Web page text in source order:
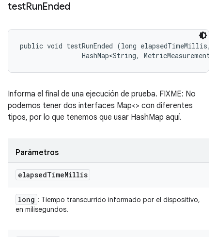
testRunEnded
public void testRunEnded (long elapsedTimeMillis,
HashMap<String,
Informa el final de una ejecución de prueba. FIXME: No
podemos tener dos interfaces Map<> con diferentes
tipos, por lo que tenemos que usar HashMap aquí.
Parámetros
elapsedTimeMillis
long : Tiempo transcurrido informado por el dispositivo,
en milisegundos.